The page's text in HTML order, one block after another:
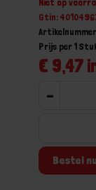
Gtin:
€ 9,47
Prijs per 1
-
Bestel